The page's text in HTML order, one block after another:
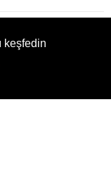
keşfedin